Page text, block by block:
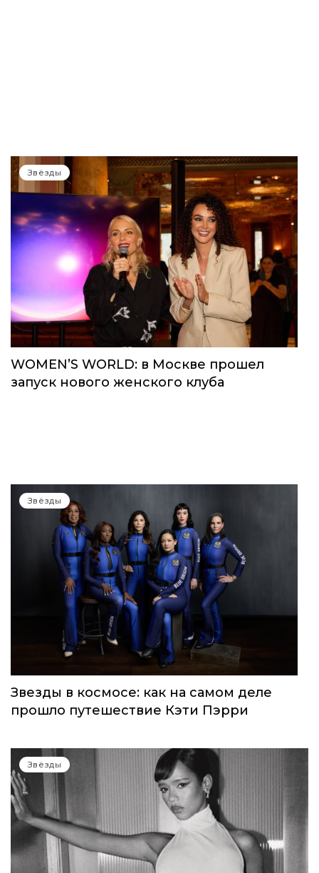
Звёзды
WOMEN’S WORLD: в Москве прошел
запуск нового женского клуба
Звёзды
Звезды в космосе: как на самом деле
прошло путешествие Кэти Пэрри
Звёзды